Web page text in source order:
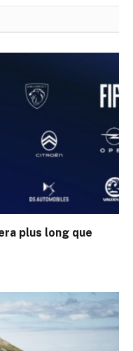
plus long que